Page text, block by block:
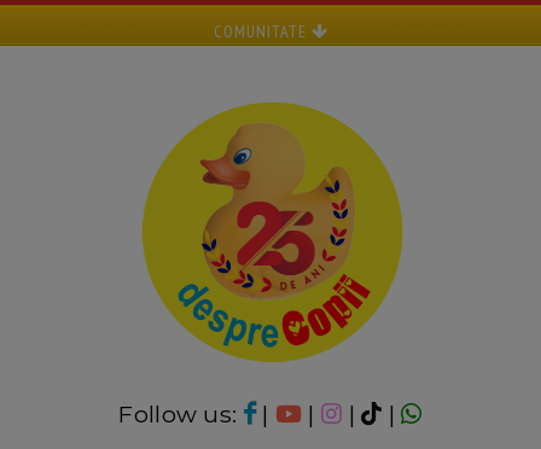
COMUNITATE
Follow us: | | |
|